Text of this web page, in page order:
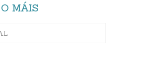
O MÁIS